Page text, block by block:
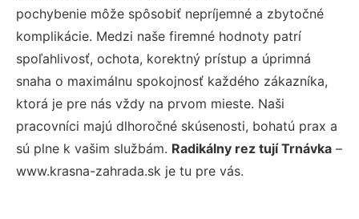
pochybenie môže spôsobiť nepríjemné a zbytočné
komplikácie. Medzi naše firemné hodnoty patrí
spoľahlivosť, ochota, korektný prístup a úprimná
snaha o maximálnu spokojnosť každého zákazníka,
ktorá je pre nás vždy na prvom mieste. Naši
pracovníci majú dlhoročné skúsenosti, bohatú prax a
sú plne k vašim službám. Radikálny rez tují Trnávka –
www.krasna-zahrada.sk je tu pre vás.